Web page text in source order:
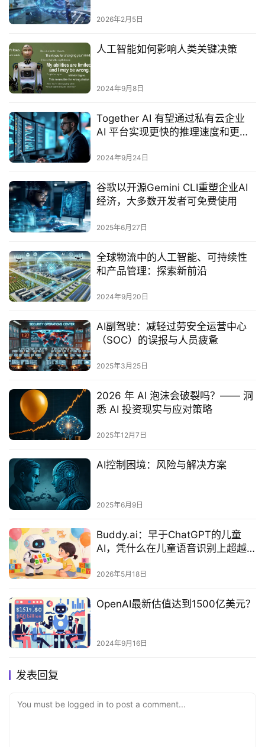
2026年2月5日
人工智能如何影响人类关键决策
2024年9月8日
Together AI 有望通过私有云企业
AI 平台实现更快的推理速度和更低
2024年9月24日
‌谷歌以开源Gemini CLI重塑企业AI
经济，大多数开发者可免费使用‌
2025年6月27日
全球物流中的人工智能、可持续性
和产品管理：探索新前沿
2024年9月20日
AI副驾驶：减轻过劳安全运营中心
（SOC）的误报与人员疲惫
2025年3月25日
2026 年 AI 泡沫会破裂吗？—— 洞
悉 AI 投资现实与应对策略
2025年12月7日
AI控制困境：风险与解决方案
2025年6月9日
Buddy.ai：早于ChatGPT的儿童
AI，凭什么在儿童语音识别上超越
2026年5月18日
OpenAI最新估值达到1500亿美元？
2024年9月16日
发表回复
You must be logged in to post a comment...